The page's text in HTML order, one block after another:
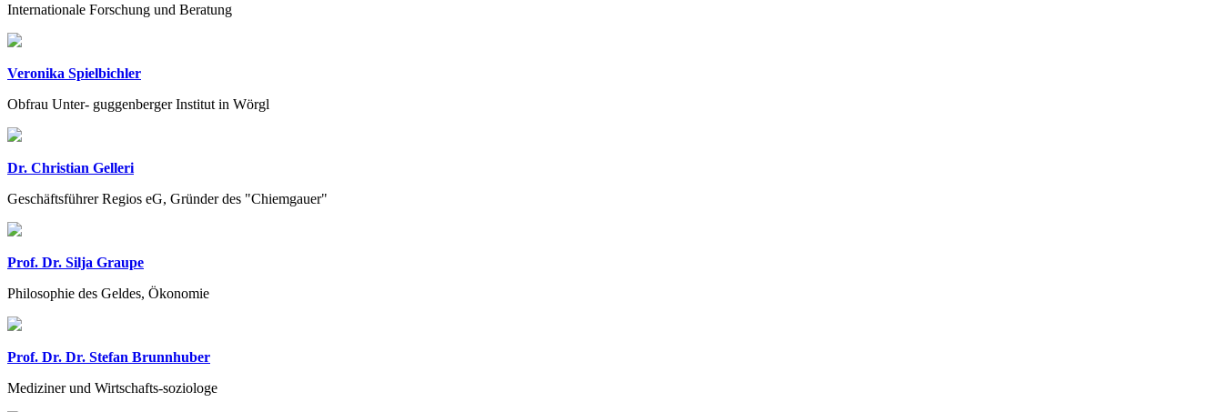
Internationale Forschung und Beratung
Veronika Spielbichler
Obfrau Unter- guggenberger Institut in Wörgl
Dr. Christian Gelleri
Geschäftsführer Regios eG, Gründer des "Chiemgauer"
Prof. Dr. Silja Graupe
Philosophie des Geldes, Ökonomie
Prof. Dr. Dr. Stefan Brunnhuber
Mediziner und Wirtschafts-soziologe